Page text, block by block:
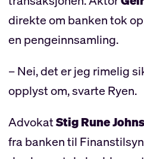
direkte om banken tok
en pengeinnsamling.
– Nei, det er jeg rimelig
opplyst om, svarte Ryen.
AdvokatStig Rune
fra banken til